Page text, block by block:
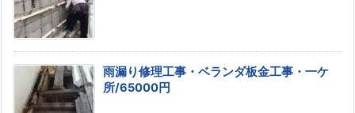
雨漏り修理工事・ベランダ板金工事・一ケ
所/65000円